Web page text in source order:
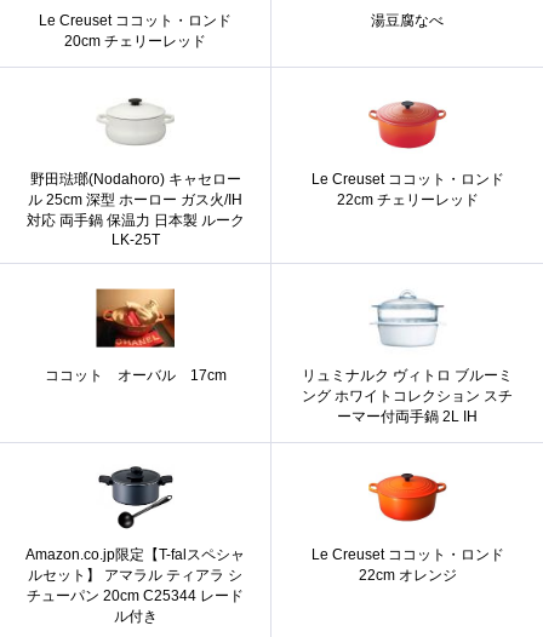
Le Creuset ココット・ロンド
20cm チェリーレッド
湯豆腐なべ
野田琺瑯(Nodahoro) キャセロー
ル 25cm 深型 ホーロー ガス火/IH
対応 両手鍋 保温力 日本製 ルーク
LK-25T
Le Creuset ココット・ロンド
22cm チェリーレッド
ココット オーバル 17cm
リュミナルク ヴィトロ ブルーミ
ング ホワイトコレクション スチ
ーマー付両手鍋 2L IH
Amazon.co.jp限定【T-falスペシャ
ルセット】 アマラル ティアラ シ
チューパン 20cm C25344 レード
ル付き
Le Creuset ココット・ロンド
22cm オレンジ